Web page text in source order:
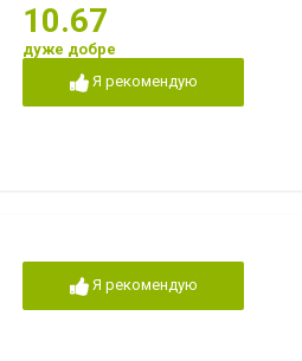
10.67
дуже добре
Я рекомендую
Я рекомендую